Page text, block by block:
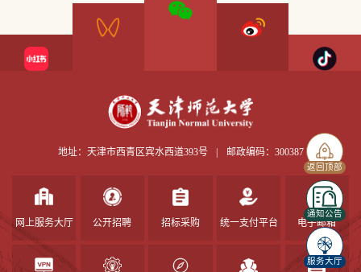
返回顶部
通知公告
服务大厅
地址：天津市西青区宾水西道393号 | 邮政编码：300387
网上服务大厅 公开招聘 招标采购 统一支付平台 电子邮箱